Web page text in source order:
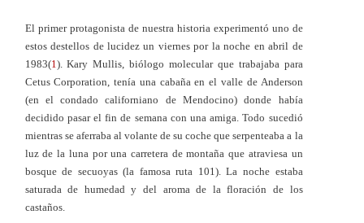
El primer protagonista de nuestra historia experimentó uno de
estos destellos de lucidez un viernes por la noche en abril de
1983(1 ). Kary Mullis, biólogo molecular que trabajaba para
Cetus Corporation, tenía una cabaña en el valle de Anderson
(en el condado californiano de Mendocino) donde había
decidido pasar el fin de semana con una amiga. Todo sucedió
mientras se aferraba al volante de su coche que serpenteaba a la
luz de la luna por una carretera de montaña que atraviesa un
bosque de secuoyas (la famosa ruta 101). La noche estaba
saturada de humedad y del aroma de la floración de los
castaños.